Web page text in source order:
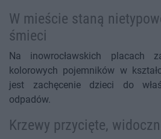
W mieście staną
śmieci
Na inowrocławskich placach
kolorowych pojemników w
jest zachęcenie dzieci do
odpadów.
Krzewy przycięte,